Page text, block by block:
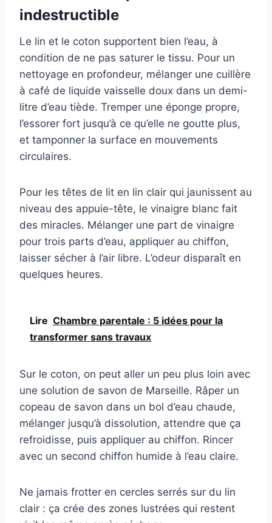
indestructible
Le lin et le coton supportent bien l’eau, à
condition de ne pas saturer le tissu. Pour un
nettoyage en profondeur, mélanger une cuillère
à café de liquide vaisselle doux dans un demi-
litre d’eau tiède. Tremper une éponge propre,
l’essorer fort jusqu’à ce qu’elle ne goutte plus,
et tamponner la surface en mouvements
circulaires.
Pour les têtes de lit en lin clair qui jaunissent au
niveau des appuie-tête, le vinaigre blanc fait
des miracles. Mélanger une part de vinaigre
pour trois parts d’eau, appliquer au chiffon,
laisser sécher à l’air libre. L’odeur disparaît en
quelques heures.
Lire Chambre parentale : 5 idées pour la
transformer sans travaux
Sur le coton, on peut aller un peu plus loin avec
une solution de savon de Marseille. Râper un
copeau de savon dans un bol d’eau chaude,
mélanger jusqu’à dissolution, attendre que ça
refroidisse, puis appliquer au chiffon. Rincer
avec un second chiffon humide à l’eau claire.
Ne jamais frotter en cercles serrés sur du lin
clair : ça crée des zones lustrées qui restent